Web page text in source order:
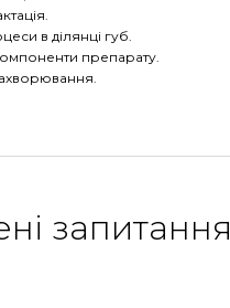
в ділянці губ.
препарату.
запитання